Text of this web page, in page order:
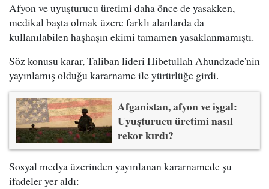
Afyon ve uyuşturucu üretimi daha önce de yasakken,
medikal başta olmak üzere farklı alanlarda da
kullanılabilen haşhaşın ekimi tamamen yasaklanmamıştı.
Söz konusu karar, Taliban lideri Hibetullah Ahundzade'nin
yayınlamış olduğu kararname ile yürürlüğe girdi.
Afganistan, afyon ve işgal:
Uyuşturucu üretimi nasıl
rekor kırdı?
Sosyal medya üzerinden yayınlanan kararnamede şu
ifadeler yer aldı: